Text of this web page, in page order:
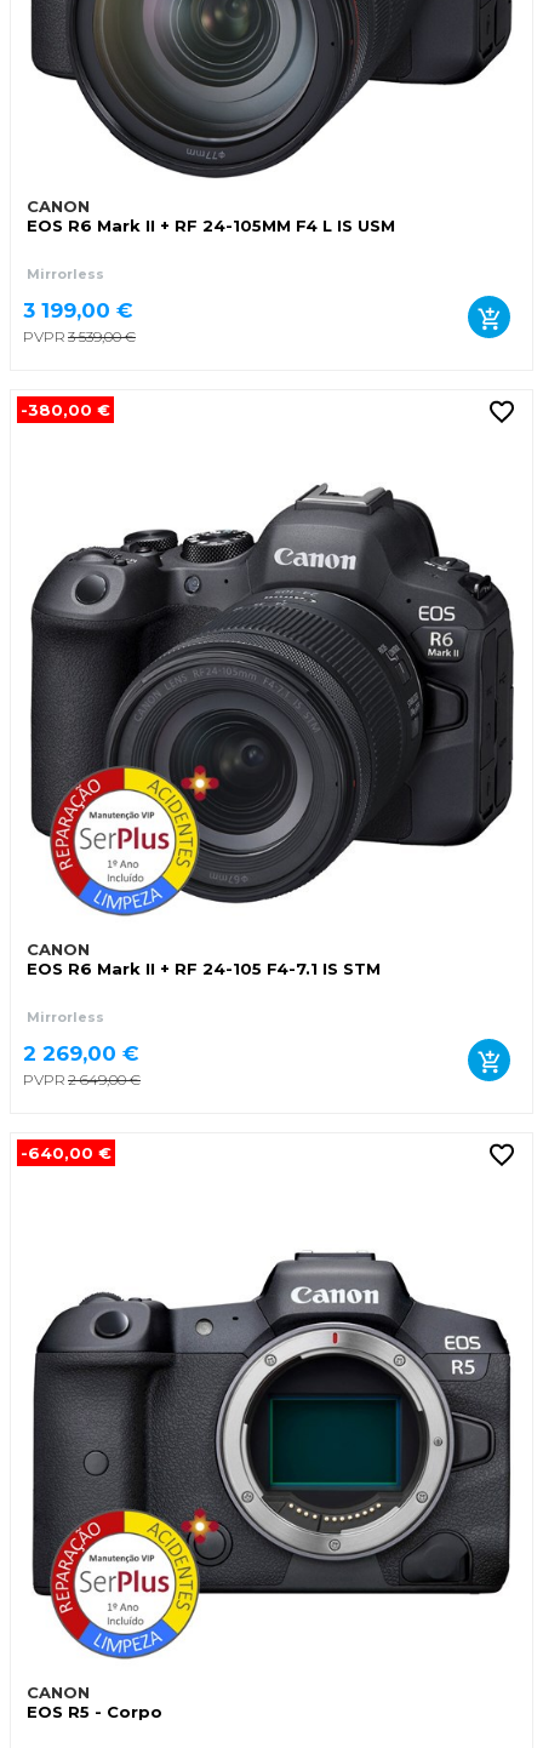
CANON
EOS R6 Mark II + RF 24-105MM F4 L IS USM
Mirrorless
3 199,00 €
PVPR 3 539,00 €
-380,00 €
CANON
EOS R6 Mark II + RF 24-105 F4-7.1 IS STM
Mirrorless
2 269,00 €
PVPR 2 649,00 €
-640,00 €
CANON
EOS R5 - Corpo